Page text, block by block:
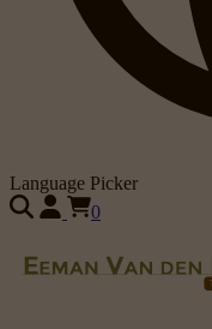
Language Picker
0